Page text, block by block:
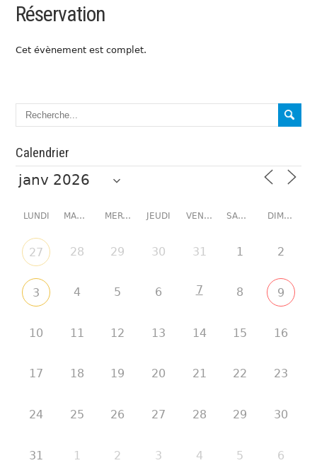
Réservation
Cet évènement est complet.
Calendrier
LUNDI MARDI MERCREDI JEUDI VENDREDI SAMEDI DIMANCHE
27 28 29 30 31 1 2
3 4 5 6 7 8 9
10 11 12 13 14 15 16
17 18 19 20 21 22 23
24 25 26 27 28 29 30
31 1 2 3 4 5 6